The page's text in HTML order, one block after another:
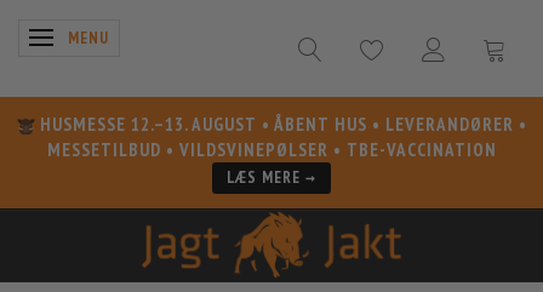
SKIFTE NAVIGATION
MENU
HUSMESSE 12.–13. AUGUST • ÅBENT HUS • LEVERANDØRER •
MESSETILBUD • VILDSVINEPØLSER • TBE-VACCINATION
LÆS MERE →